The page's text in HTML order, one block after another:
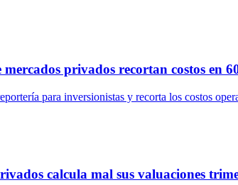
privados recortan costos en
para inversionistas y recorta los costos
calcula mal sus valuaciones